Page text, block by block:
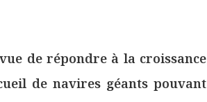
de répondre à la croissance
de navires géants pouvant